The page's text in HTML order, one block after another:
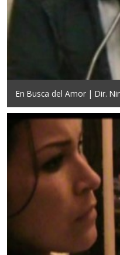
En Busca del Amor | Dir.